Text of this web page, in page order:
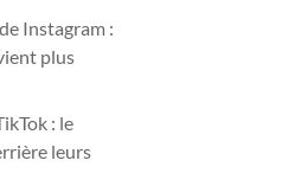
Instagram :
plus
: le
leurs